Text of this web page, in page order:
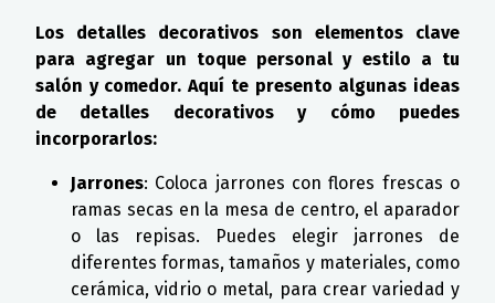
Los detalles decorativos son elementos clave
para agregar un toque personal y estilo a tu
salón y comedor. Aquí te presento algunas ideas
de detalles decorativos y cómo puedes
incorporarlos:
Jarrones: Coloca jarrones con flores frescas o
ramas secas en la mesa de centro, el aparador
o las repisas. Puedes elegir jarrones de
diferentes formas, tamaños y materiales, como
cerámica, vidrio o metal, para crear variedad y